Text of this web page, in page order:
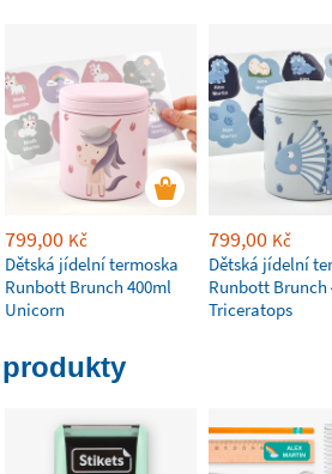
799,00 Kč
Dětská jídelní termoska
Runbott Brunch 400ml
Unicorn
799,00 Kč
Dětská jídelní
Runbott Brunch
Triceratops
produkty